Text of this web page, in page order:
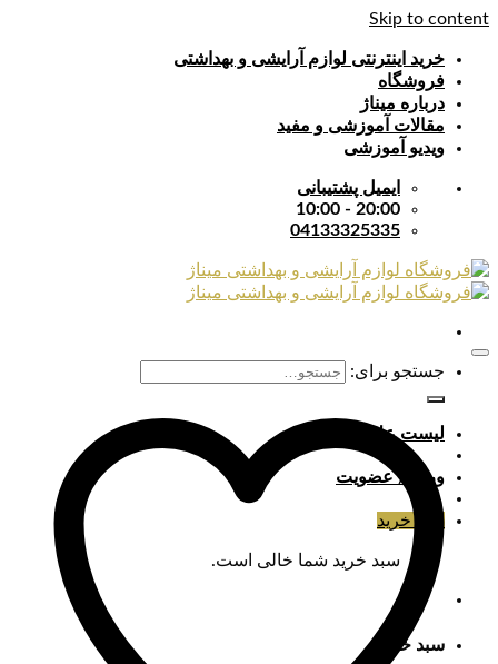
Skip to content
خرید اینترنتی لوازم آرایشی و بهداشتی
فروشگاه
درباره میناژ
مقالات آموزشی و مفید
ویدیو آموزشی
ایمیل پشتیبانی
20:00 - 10:00
04133325335
جستجو برای:
لیست علایق
ورود / عضویت
سبد خرید
سبد خرید شما خالی است.
سبد خرید